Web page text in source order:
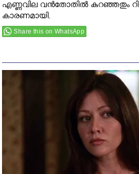
എണ്ണവില വന്‍തോതില്‍ കുറഞ്ഞതും
കാരണമായി.
Share this on WhatsApp